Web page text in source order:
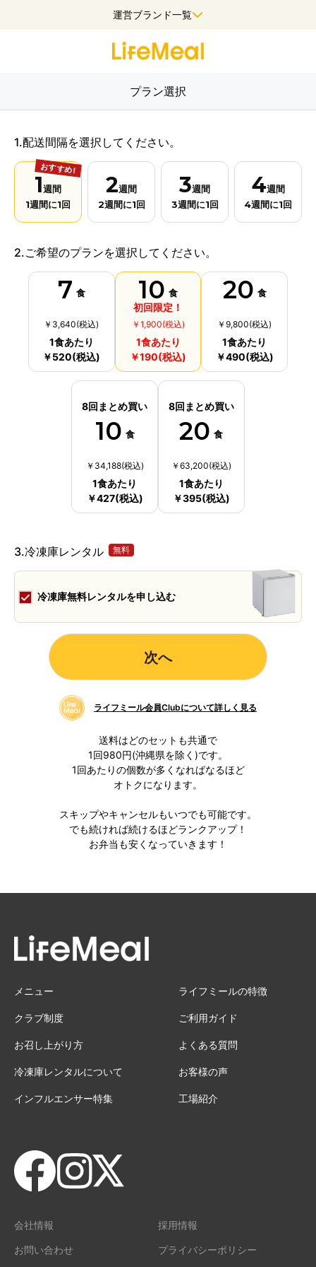
運営ブランド一覧
プラン選択
1.配送間隔を選択してください。
おすすめ!
1週間
1週間に1回
2週間
2週間に1回
3週間
3週間に1回
4週間
4週間に1回
2.ご希望のプランを選択してください。
7 食
￥3,640(税込)
1食あたり
￥520(税込)
10 食
初回限定！
￥1,900(税込)
1食あたり
￥190(税込)
20 食
￥9,800(税込)
1食あたり
￥490(税込)
8回まとめ買い
10 食
￥34,188(税込)
1食あたり
￥427(税込)
8回まとめ買い
20 食
￥63,200(税込)
1食あたり
￥395(税込)
3.冷凍庫レンタル 無料
冷凍庫無料レンタルを申し込む
ライフミール会員Clubについて詳しく見る
送料はどのセットも共通で
1回980円(沖縄県を除く)です。
1回あたりの個数が多くなればなるほど
オトクになります。
スキップやキャンセルもいつでも可能です。
でも続ければ続けるほどランクアップ！
お弁当も安くなっていきます！
メニュー ライフミールの特徴
クラブ制度 ご利用ガイド
お召し上がり方 よくある質問
冷凍庫レンタルについて お客様の声
インフルエンサー特集 工場紹介
会社情報 採用情報
お問い合わせ プライバシーポリシー